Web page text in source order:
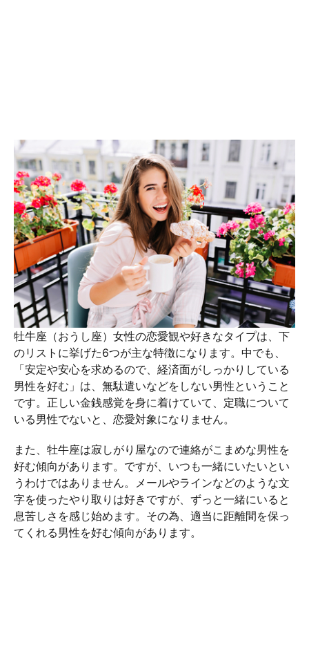
牡牛座（おうし座）女性の恋愛観や好きなタイプは、下
のリストに挙げた6つが主な特徴になります。中でも、
「安定や安心を求めるので、経済面がしっかりしている
男性を好む」は、無駄遣いなどをしない男性ということ
です。正しい金銭感覚を身に着けていて、定職について
いる男性でないと、恋愛対象になりません。
また、牡牛座は寂しがり屋なので連絡がこまめな男性を
好む傾向があります。ですが、いつも一緒にいたいとい
うわけではありません。メールやラインなどのような文
字を使ったやり取りは好きですが、ずっと一緒にいると
息苦しさを感じ始めます。その為、適当に距離間を保っ
てくれる男性を好む傾向があります。